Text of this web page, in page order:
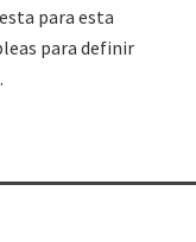
para esta
para definir